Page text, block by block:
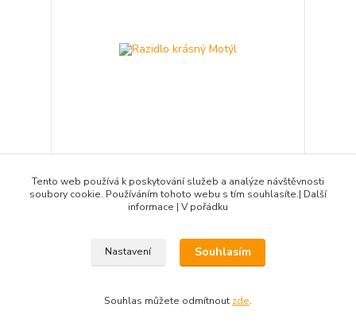
Razidlo krásný Motýl
119 Kč ks
Přidat do košíku
Tento web používá k poskytování služeb a analýze návštěvnosti
soubory cookie. Používáním tohoto webu s tím souhlasíte.| Další
informace | V pořádku
Nastavení Souhlasím
Souhlas můžete odmítnout zde.